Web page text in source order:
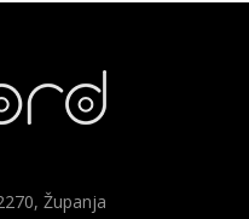
Županja